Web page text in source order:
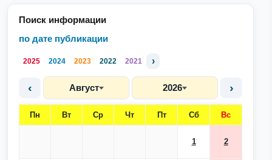
Поиск информации
по дате публикации
2025 2024 2023 2022 2021 ›
‹ Август 2026 ›
Пн Вт Ср Чт Пт Сб Вс
1 2